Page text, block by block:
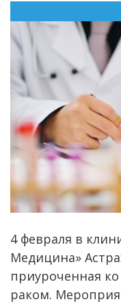
4 февраля в
Медицина»
приуроченная
раком.